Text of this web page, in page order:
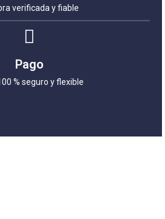
verificada y fiable
Pago
% seguro y flexible